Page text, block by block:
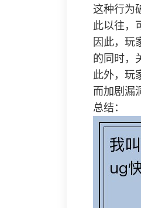
这种行为
此以往，
因此，玩
的同时，
此外，玩
而加剧漏
总结：